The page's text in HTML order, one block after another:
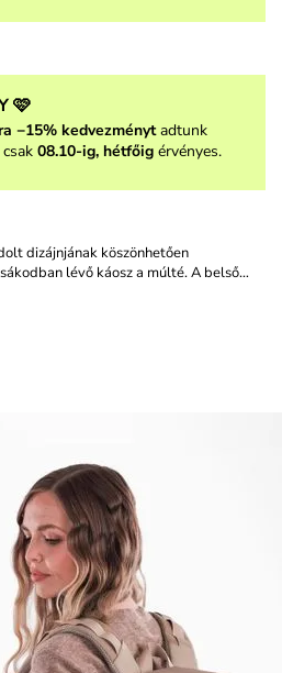
🩷
−15% kedvezménytadtunk
08.10-ig, hétfőigérvényes.
dizájnjának köszönhetően
lévő káosz a múlté. A belső…